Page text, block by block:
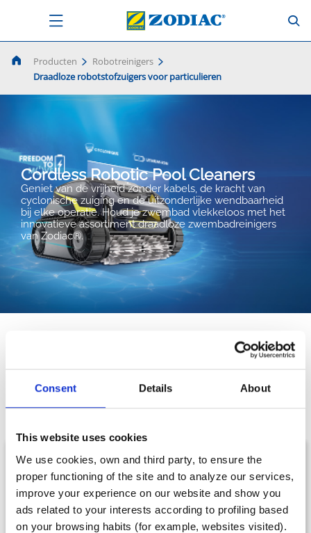
Consent Details About
This website uses cookies
We use cookies, own and third party, to ensure the
proper functioning of the site and to analyze our services,
improve your experience on our website and show you
ads related to your interests according to profiling based
on your browsing habits (for example, websites visited).
Producten
Robotreinigers
Draadloze robotstofzuigers voor particulieren
Cordless Robotic Pool Cleaners
Geniet van de vrijheid zonder kabels, de kracht van
cyclonische zuiging en de uitzonderlijke wendbaarheid
bij elke operatie. Houd je zwembad vlekkeloos met het
innovatieve assortiment draadloze zwembadreinigers
van Zodiac®.
Draadloze robotstofzuigers voor
particulieren